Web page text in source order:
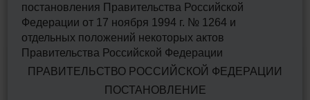
постановления Правительства Российской
Федерации от 17 ноября 1994 г. № 1264 и
отдельных положений некоторых актов
Правительства Российской Федерации
ПРАВИТЕЛЬСТВО РОССИЙСКОЙ ФЕДЕРАЦИИ
ПОСТАНОВЛЕНИЕ